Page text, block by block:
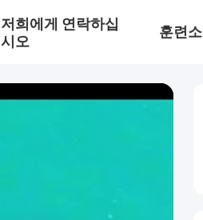
저희에게 연락하십
시오
훈련소